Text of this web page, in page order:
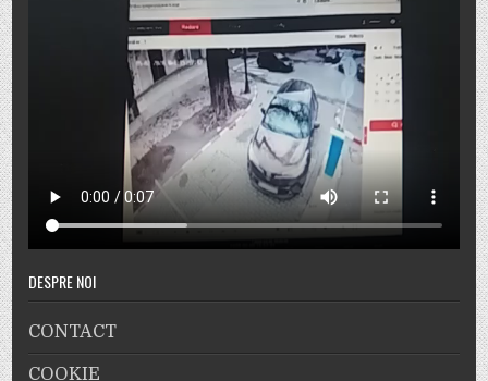
DESPRE NOI
CONTACT
COOKIE